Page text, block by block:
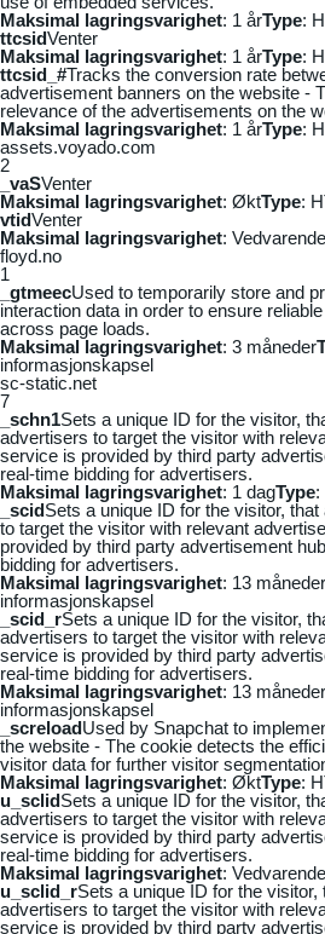
Maksimal lagringsvarighet: 1 årType:
ttcsidVenter
Maksimal lagringsvarighet: 1 årType:
ttcsid_#Tracks the conversion rate
advertisement banners on the website -
relevance of the advertisements on the
Maksimal lagringsvarighet: 1 årType:
assets.voyado.com
2
_vaSVenter
Maksimal lagringsvarighet: ØktType:
vtidVenter
Maksimal lagringsvarighet: Vedvarende
floyd.no
1
_gtmeecUsed to temporarily store and
interaction data in order to ensure
across page loads.
Maksimal lagringsvarighet: 3 måneder
informasjonskapsel
sc-static.net
7
_schn1Sets a unique ID for the visitor,
advertisers to target the visitor with
service is provided by third party
real-time bidding for advertisers.
Maksimal lagringsvarighet: 1 dagType:
_scidSets a unique ID for the visitor,
to target the visitor with relevant
provided by third party advertisement
bidding for advertisers.
Maksimal lagringsvarighet: 13 måneder
informasjonskapsel
_scid_rSets a unique ID for the visitor,
advertisers to target the visitor with
service is provided by third party
real-time bidding for advertisers.
Maksimal lagringsvarighet: 13 måneder
informasjonskapsel
_screloadUsed by Snapchat to
the website - The cookie detects the
visitor data for further visitor
Maksimal lagringsvarighet: ØktType:
u_sclidSets a unique ID for the visitor,
advertisers to target the visitor with
service is provided by third party
real-time bidding for advertisers.
Maksimal lagringsvarighet: Vedvarende
u_sclid_rSets a unique ID for the
advertisers to target the visitor with
service is provided by third party